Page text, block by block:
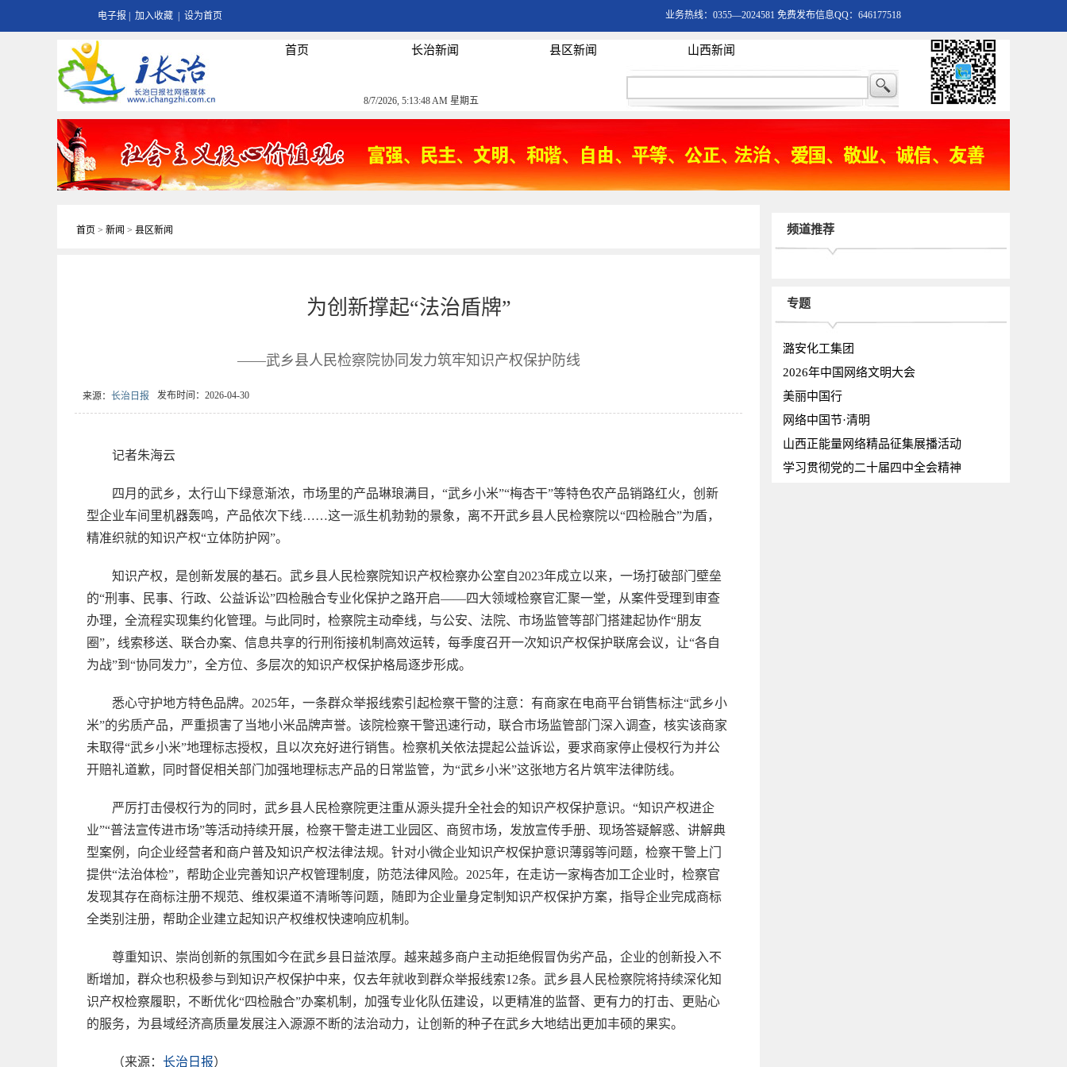
电子报 加入收藏 设为首页 业务热线：0355—2024581 免费发布信息QQ：646177518
首页 长治新闻 县区新闻 山西新闻
8/7/2026, 5:13:48 AM 星期五
首页 > 新闻 > 县区新闻
为创新撑起“法治盾牌”
——武乡县人民检察院协同发力筑牢知识产权保护防线
来源： 长治日报 发布时间：2026-04-30
记者朱海云
四月的武乡，太行山下绿意渐浓，市场里的产品琳琅满目，“武乡小米”“梅杏干”等特色农产品销路红火，创新
型企业车间里机器轰鸣，产品依次下线……这一派生机勃勃的景象，离不开武乡县人民检察院以“四检融合”为盾，
精准织就的知识产权“立体防护网”。
知识产权，是创新发展的基石。武乡县人民检察院知识产权检察办公室自2023年成立以来，一场打破部门壁垒
的“刑事、民事、行政、公益诉讼”四检融合专业化保护之路开启——四大领域检察官汇聚一堂，从案件受理到审查
办理，全流程实现集约化管理。与此同时，检察院主动牵线，与公安、法院、市场监管等部门搭建起协作“朋友
圈”，线索移送、联合办案、信息共享的行刑衔接机制高效运转，每季度召开一次知识产权保护联席会议，让“各自
为战”到“协同发力”，全方位、多层次的知识产权保护格局逐步形成。
悉心守护地方特色品牌。2025年，一条群众举报线索引起检察干警的注意：有商家在电商平台销售标注“武乡小
米”的劣质产品，严重损害了当地小米品牌声誉。该院检察干警迅速行动，联合市场监管部门深入调查，核实该商家
未取得“武乡小米”地理标志授权，且以次充好进行销售。检察机关依法提起公益诉讼，要求商家停止侵权行为并公
开赔礼道歉，同时督促相关部门加强地理标志产品的日常监管，为“武乡小米”这张地方名片筑牢法律防线。
严厉打击侵权行为的同时，武乡县人民检察院更注重从源头提升全社会的知识产权保护意识。“知识产权进企
业”“普法宣传进市场”等活动持续开展，检察干警走进工业园区、商贸市场，发放宣传手册、现场答疑解惑、讲解典
型案例，向企业经营者和商户普及知识产权法律法规。针对小微企业知识产权保护意识薄弱等问题，检察干警上门
提供“法治体检”，帮助企业完善知识产权管理制度，防范法律风险。2025年，在走访一家梅杏加工企业时，检察官
发现其存在商标注册不规范、维权渠道不清晰等问题，随即为企业量身定制知识产权保护方案，指导企业完成商标
全类别注册，帮助企业建立起知识产权维权快速响应机制。
尊重知识、崇尚创新的氛围如今在武乡县日益浓厚。越来越多商户主动拒绝假冒伪劣产品，企业的创新投入不
断增加，群众也积极参与到知识产权保护中来，仅去年就收到群众举报线索12条。武乡县人民检察院将持续深化知
识产权检察履职，不断优化“四检融合”办案机制，加强专业化队伍建设，以更精准的监督、更有力的打击、更贴心
的服务，为县域经济高质量发展注入源源不断的法治动力，让创新的种子在武乡大地结出更加丰硕的果实。
（来源： 长治日报）
频道推荐
专题
潞安化工集团
2026年中国网络文明大会
美丽中国行
网络中国节·清明
山西正能量网络精品征集展播活动
学习贯彻党的二十届四中全会精神